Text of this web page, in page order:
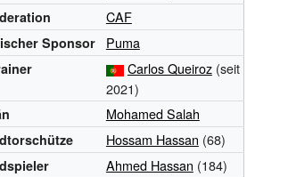
CAF
Sponsor Puma
Carlos Queiroz (seit
2021)
Mohamed Salah
Hossam Hassan (68)
Ahmed Hassan (184)